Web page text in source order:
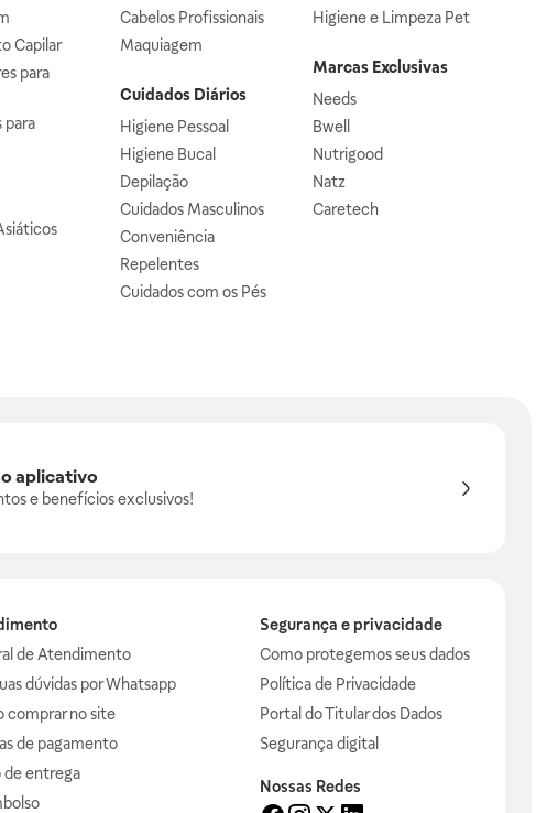
Capilar
para
para
Cabelos Profissionais
Maquiagem
Cuidados Diários
Higiene Pessoal
Higiene Bucal
Depilação
Cuidados Masculinos
Conveniência
Repelentes
Cuidados com os Pés
Higiene e Limpeza Pet
Marcas Exclusivas
Needs
Bwell
Nutrigood
Natz
Caretech
aplicativo
e benefícios exclusivos!
de Atendimento
dúvidas por Whatsapp
comprar no site
de pagamento
de entrega
Segurança e privacidade
Como protegemos seus dados
Política de Privacidade
Portal do Titular dos Dados
Segurança digital
Nossas Redes